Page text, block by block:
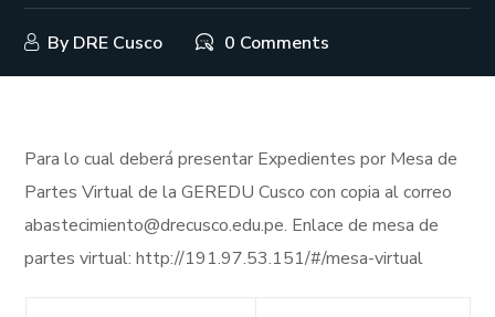
By DRE Cusco 0 Comments
Para lo cual deberá presentar Expedientes por Mesa de
Partes Virtual de la GEREDU Cusco con copia al correo
abastecimiento@drecusco.edu.pe. Enlace de mesa de
partes virtual: http://191.97.53.151/#/mesa-virtual